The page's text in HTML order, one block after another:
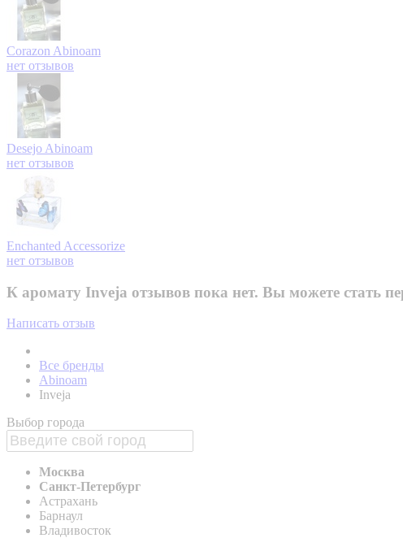
Corazon Abinoam
нет отзывов
Desejo Abinoam
нет отзывов
Enchanted Accessorize
нет отзывов
К аромату Inveja отзывов пока нет. Вы можете стать
Написать отзыв
Все бренды
Abinoam
Inveja
Выбор города
Москва
Санкт-Петербург
Астрахань
Барнаул
Владивосток